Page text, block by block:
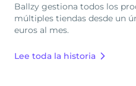
Ballzy gestiona todos los
múltiples tiendas desde un
euros al mes.
Lee toda la historia